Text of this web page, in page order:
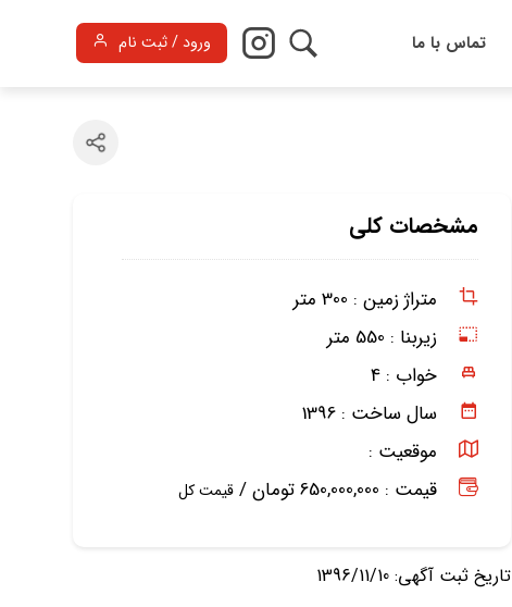
تماس با ما ورود / ثبت نام
مشخصات کلی
متراژ زمین : 300 متر
زیربنا : 550 متر
خواب : 4
سال ساخت : 1396
موقعیت :
قیمت : 650,000,000 تومان /
قیمت کل
تاریخ ثبت آگهی: 1396/11/10